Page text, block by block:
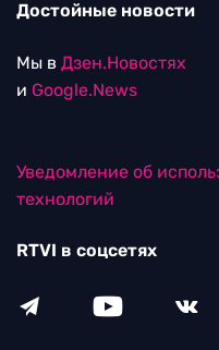
Достойные новости
Мы в Дзен.Новостях
и Google.News
Уведомление об
технологий
RTVI в соцсетях